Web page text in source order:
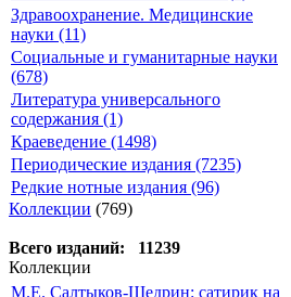
Здравоохранение. Медицинские
науки (11)
Социальные и гуманитарные науки
(678)
Литература универсального
содержания (1)
Краеведение (1498)
Периодические издания (7235)
Редкие нотные издания (96)
Коллекции (769)
Всего изданий: 11239
Коллекции
М.Е. Салтыков-Щедрин: сатирик на